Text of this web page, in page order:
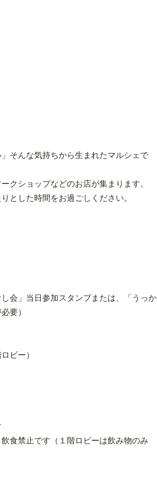
そんな気持ちから生まれたマルシェで
クショップなどのお店が集まります。
とした時間をお過ごしください。
会」当日参加スタンプまたは、「うっか
要）
ビー）
食禁止です（１階ロビーは飲み物のみ